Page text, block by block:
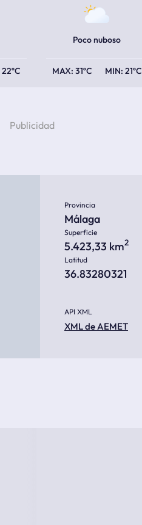
22ºC
Poco nuboso
31ºC 21ºC
Provincia
Málaga
Superficie
5.423,33 km2
Latitud
36.83280321
API XML
XML de AEMET